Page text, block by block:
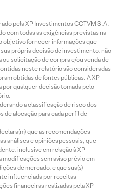
pela XP Investimentos CCTVM S.A.
com todas as exigências previstas na
objetivo fornecer informações que
própria decisão de investimento, não
solicitação de compra e/ou venda de
neste relatório são consideradas
obtidas de fontes públicas. A XP
por qualquer decisão tomada pelo
a classificação de risco dos
de alocação para cada perfil de
que as recomendações
análises e opiniões pessoais, que
inclusive em relação à XP
sem aviso prévio em
de mercado, e que sua(s)
influenciada por receitas
financeiras realizadas pela XP